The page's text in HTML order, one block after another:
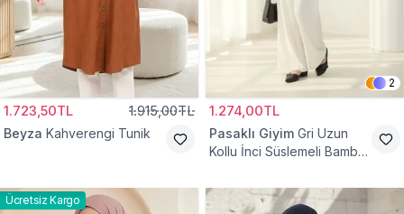
1.723,50TL 1.915,00TL
Beyza Kahverengi Tunik
2
1.274,00TL
Pasaklı Giyim Gri Uzun
Kollu İnci Süslemeli Bambu
Ücretsiz Kargo